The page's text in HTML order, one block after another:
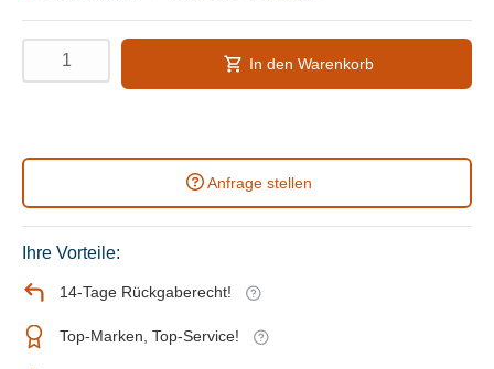
In den Warenkorb
Anfrage stellen
Ihre Vorteile:
14-Tage Rückgaberecht!
Top-Marken, Top-Service!